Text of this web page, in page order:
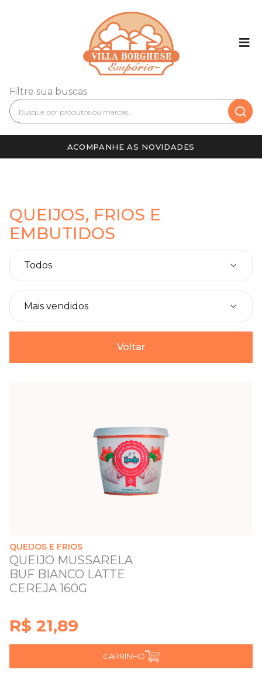
Filtre sua buscas
ACOMPANHE AS NOVIDADES
QUEIJOS, FRIOS E
EMBUTIDOS
Voltar
QUEIJOS E FRIOS
QUEIJO MUSSARELA
BUF BIANCO LATTE
CEREJA 160G
R$ 21,89
CARRINHO